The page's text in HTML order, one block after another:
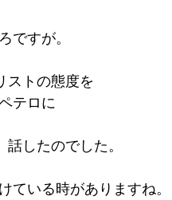
ですが。
ストの態度を
テロに
したのでした。
いる時がありますね。